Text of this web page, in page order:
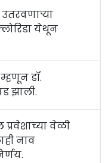
येथून
म्हणून डॉ.
झाली.
वेळी
नाव